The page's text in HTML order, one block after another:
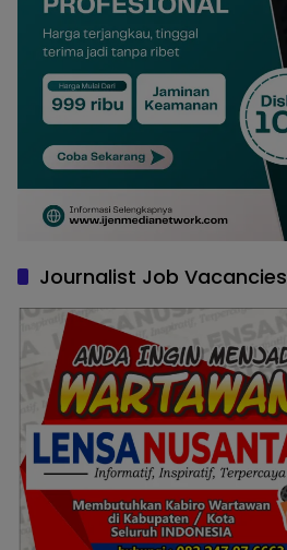
Journalist Job Vacancies